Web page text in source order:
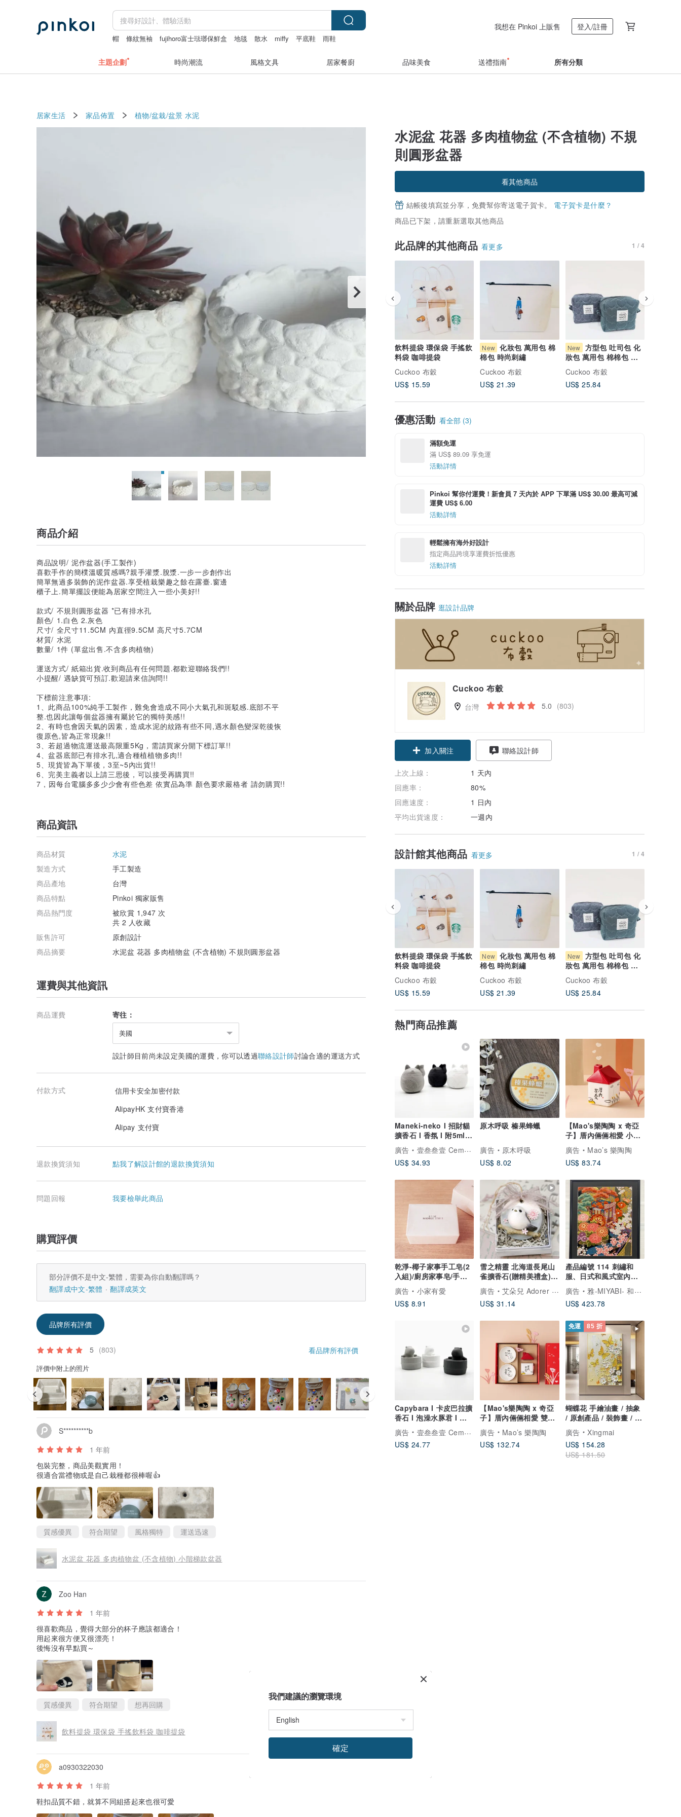
帽 條紋無袖 fujihoro富士琺瑯保鮮盒 地毯 散水 miffy 平底鞋 雨鞋
我想在 Pinkoi 上販售 登入/註冊
主題企劃 時尚潮流 風格文具 居家餐廚 品味美食 送禮指南 所有分類
居家生活 家品佈置 植物/盆栽/盆景 水泥
水泥盆 花器 多肉植物盆 (不含植物) 不規
則圓形盆器
看其他商品
結帳後填寫並分享，免費幫你寄送電子賀卡。 電子賀卡是什麼？
商品已下架，請重新選取其他商品
此品牌的其他商品 看更多 1 / 4
飲料提袋 環保袋 手搖飲
料袋 咖啡提袋
Cuckoo 布穀
US$ 15.59
New 化妝包 萬用包 棉
棉包 時尚刺繡
Cuckoo 布穀
US$ 21.39
New 方型包 吐司包 化
妝包 萬用包 棉棉包 牛
仔心型
Cuckoo 布穀
US$ 25.84
優惠活動 看全部 (3)
滿額免運
滿 US$ 89.09 享免運
活動詳情
Pinkoi 幫你付運費！新會員 7 天內於 APP 下單滿 US$ 30.00 最高可減
運費 US$ 6.00
活動詳情
輕鬆擁有海外好設計
指定商品跨境享運費折抵優惠
活動詳情
關於品牌 逛設計品牌
Cuckoo 布穀
台灣 5.0 (803)
領優惠券
加入關注
聯絡設計師
上次上線：
1 天內
回應率：
80%
回應速度：
1 日內
平均出貨速度：
一週內
設計館其他商品 看更多 1 / 4
飲料提袋 環保袋 手搖飲
料袋 咖啡提袋
Cuckoo 布穀
US$ 15.59
New 化妝包 萬用包 棉
棉包 時尚刺繡
Cuckoo 布穀
US$ 21.39
New 方型包 吐司包 化
妝包 萬用包 棉棉包 牛
仔心型
Cuckoo 布穀
US$ 25.84
熱門商品推薦
Maneki-neko I 招財貓
擴香石 I 香氛 I 附5ml精
油－馬年開運小物
廣告
壹叁叁壹 Cementer No.1331
US$ 34.93
原木呼吸 榛果蜂蠟
廣告
原木呼吸
US$ 8.02
【Mao's樂陶陶 x 奇亞
子】厝內倆倆相愛 小屋
單入禮盒組
廣告
Mao’s 樂陶陶
US$ 83.74
乾淨-椰子家事手工皂(2
入組)/廚房家事皂/手洗
衣物皂
廣告
小家有愛
US$ 8.91
雪之精靈 北海道長尾山
雀擴香石(贈精美禮盒)
招財
廣告
艾朵兒 Adorer Design
US$ 31.14
產品編號 114 刺繡和
服、日式和風式室內裝
飾、皇家馬車、流水圖
案、禮物、結婚禮物、
喬遷禮物、長壽禮物、
廣告
雅-MIYABI- 和服藝術裱框
US$ 423.78
Capybara I 卡皮巴拉擴
香石 I 泡澡水豚君 I 附
5ml精油－交換禮物
廣告
壹叁叁壹 Cementer No.1331
US$ 24.77
【Mao's樂陶陶 x 奇亞
子】厝內倆倆相愛 雙碗
小屋禮盒組
廣告
Mao’s 樂陶陶
US$ 132.74
免運 85 折
蝴蝶花 手繪油畫 / 抽象
/ 原創產品 / 裝飾畫 / 懸
掛藝術 / 客廳
廣告
Xingmai
US$ 154.28
US$ 181.50
商品介紹
商品說明/ 泥作盆器(手工製作)
喜歡手作的簡樸溫暖質感嗎?親手灌漿.脫漿.一步一步創作出
簡單無過多裝飾的泥作盆器.享受植栽樂趣之餘在露臺.窗邊
櫃子上.簡單擺設便能為居家空間注入一些小美好!!
款式/ 不規則圓形盆器 *已有排水孔
顏色/ 1.白色 2.灰色
尺寸/ 全尺寸11.5CM 內直徑9.5CM 高尺寸5.7CM
材質/ 水泥
數量/ 1件 (單盆出售.不含多肉植物)
運送方式/ 紙箱出貨.收到商品有任何問題.都歡迎聯絡我們!!
小提醒/ 遇缺貨可預訂.歡迎請來信詢問!!
下標前注意事項:
1、此商品100%純手工製作，難免會造成不同小大氣孔和斑駁感.底部不平
整.也因此讓每個盆器擁有屬於它的獨特美感!!
2、有時也會因天氣的因素，造成水泥的紋路有些不同,遇水顏色變深乾後恢
復原色,皆為正常現象!!
3、若超過物流運送最高限重5Kg，需請買家分開下標訂單!!
4、盆器底部已有排水孔,適合種植植物多肉!!
5、現貨皆為下單後，3至~5內出貨!!
6、完美主義者以上請三思後，可以接受再購買!!
7 , 因每台電腦多多少少會有些色差 依實品為準 顏色要求嚴格者 請勿購買!!
商品資訊
商品材質
水泥
製造方式
手工製造
商品產地
台灣
商品特點
Pinkoi 獨家販售
商品熱門度
被欣賞 1,947 次
共 2 人收藏
販售許可
原創設計
商品摘要
水泥盆 花器 多肉植物盆 (不含植物) 不規則圓形盆器
運費與其他資訊
商品運費 寄往：
美國
設計師目前尚未設定美國的運費，你可以透過聯絡設計師討論合適的運送方式
付款方式
信用卡安全加密付款
AlipayHK 支付寶香港
Alipay 支付寶
退款換貨須知 點我了解設計館的退款換貨須知
問題回報 我要檢舉此商品
購買評價
部分評價不是中文-繁體，需要為你自動翻譯嗎？
翻譯成中文-繁體
翻譯成英文
品牌所有評價
5 (803) 看品牌所有評價
評價中附上的照片
S**********b
1 年前
包裝完整，商品美觀實用！
很適合當禮物或是自己栽種都很棒喔👍
質感優異 符合期望 風格獨特 運送迅速
水泥盆 花器 多肉植物盆 (不含植物) 小階梯款盆器
Zoo Han
1 年前
很喜歡商品，覺得大部分的杯子應該都適合！
用起來很方便又很漂亮！
後悔沒有早點買～
質感優異 符合期望 想再回購
飲料提袋 環保袋 手搖飲料袋 咖啡提袋
a0930322030
1 年前
鞋扣品質不錯，就算不同組搭起來也很可愛
我們建議的瀏覽環境
確定